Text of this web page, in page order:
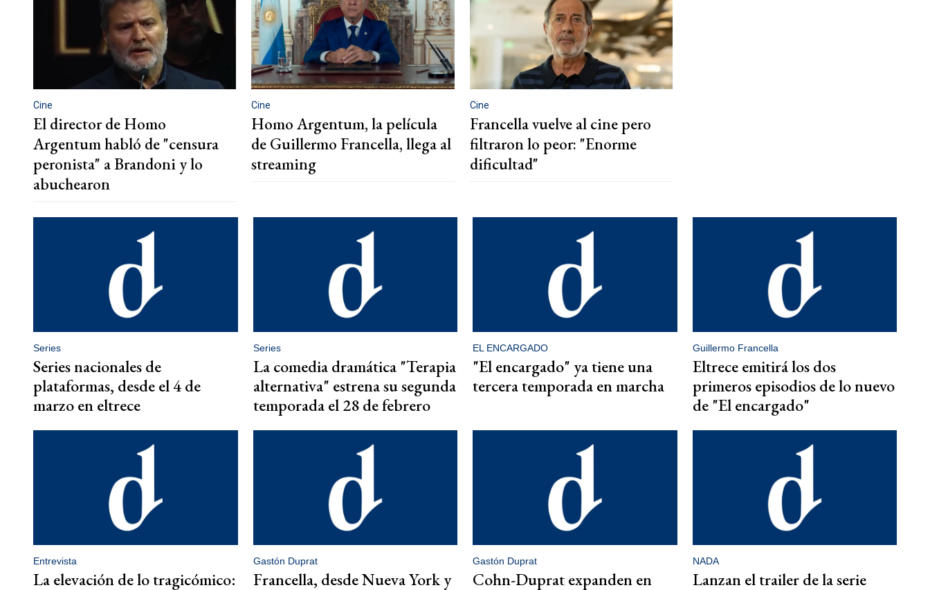
Cine
El director de Homo
Argentum habló de "censura
peronista" a Brandoni y lo
abuchearon
Cine
Homo Argentum, la película
de Guillermo Francella, llega al
streaming
Cine
Francella vuelve al cine pero
filtraron lo peor: "Enorme
dificultad"
Series
Series nacionales de
plataformas, desde el 4 de
marzo en eltrece
Series
La comedia dramática "Terapia
alternativa" estrena su segunda
temporada el 28 de febrero
EL ENCARGADO
"El encargado" ya tiene una
tercera temporada en marcha
Guillermo Francella
Eltrece emitirá los dos
primeros episodios de lo nuevo
de "El encargado"
Entrevista
La elevación de lo tragicómico:
Gastón Duprat
Francella, desde Nueva York y
Gastón Duprat
Cohn-Duprat expanden en
NADA
Lanzan el trailer de la serie